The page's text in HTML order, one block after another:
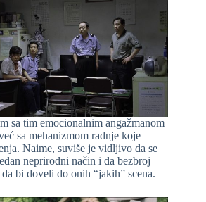
sa tim emocionalnim angažmanom
sa mehanizmom radnje koje
Naime, suviše je vidljivo da se
neprirodni način i da bezbroj
bi doveli do onih “jakih” scena.